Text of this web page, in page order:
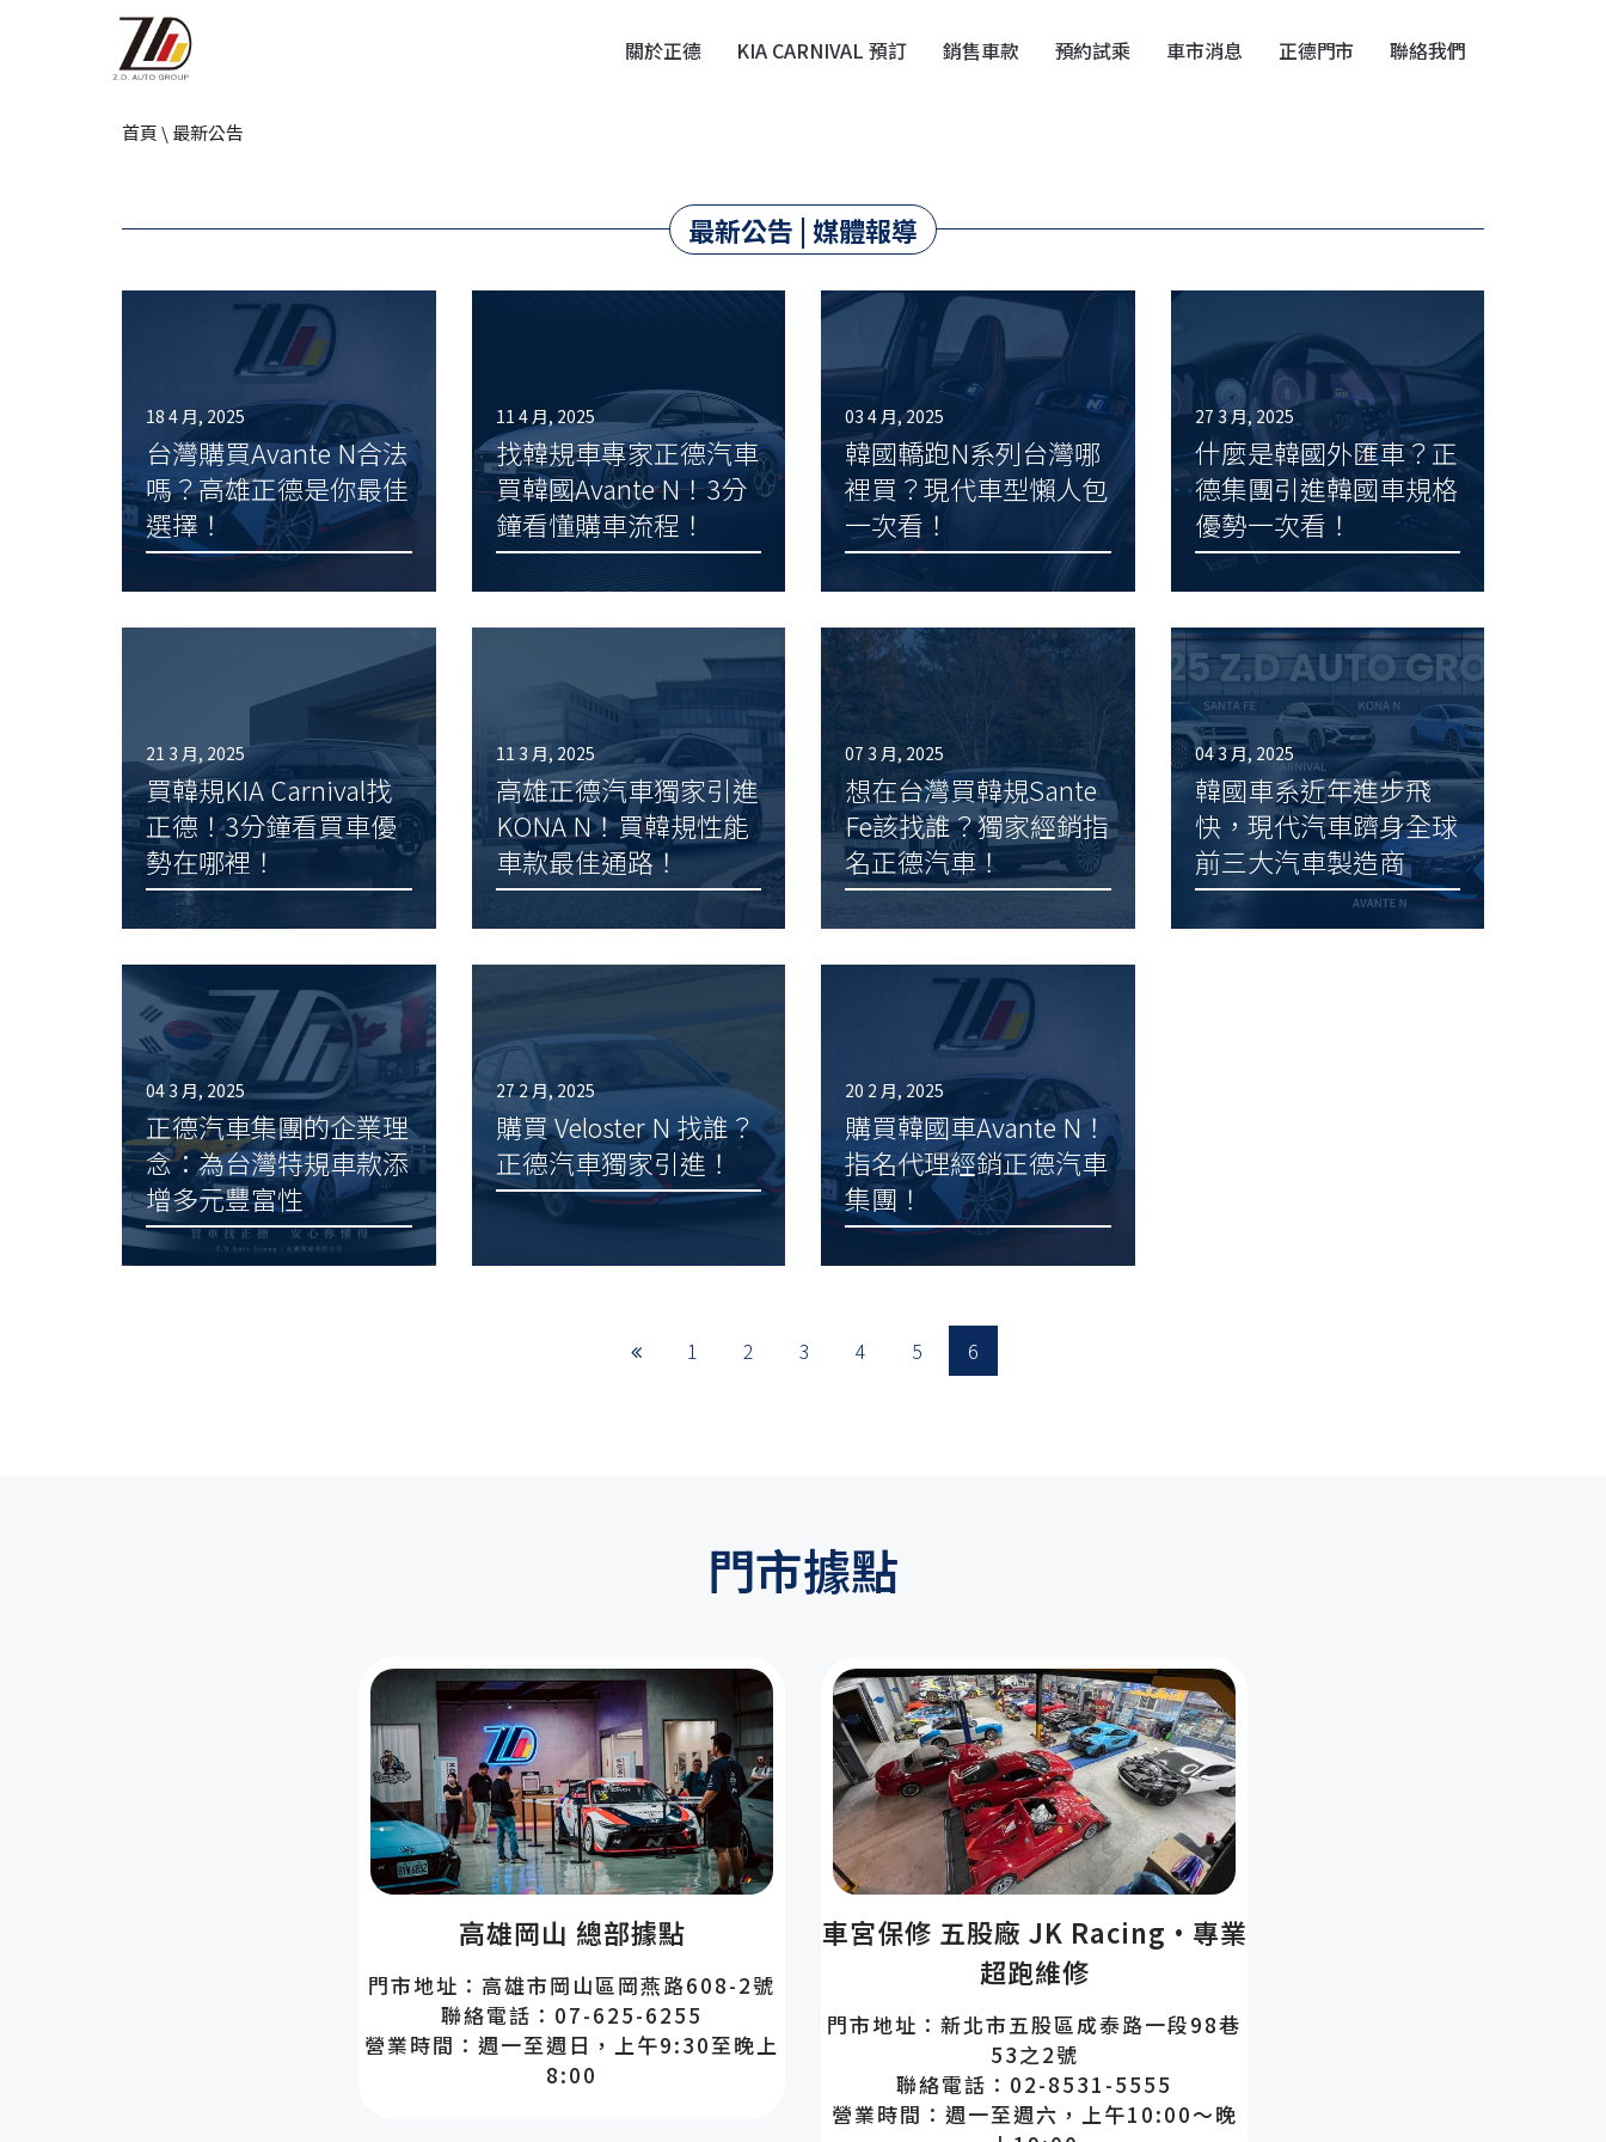
關於正德 KIA CARNIVAL 預訂 銷售車款 預約試乘 車市消息 正德門市 聯絡我們
首頁\ 最新公告
最新公告 | 媒體報導
18 4 月, 2025
台灣購買Avante N合法
嗎？高雄正德是你最佳
選擇！
11 4 月, 2025
找韓規車專家正德汽車
買韓國Avante N！3分
鐘看懂購車流程！
03 4 月, 2025
韓國轎跑N系列台灣哪
裡買？現代車型懶人包
一次看！
27 3 月, 2025
什麼是韓國外匯車？正
德集團引進韓國車規格
優勢一次看！
21 3 月, 2025
買韓規KIA Carnival找
正德！3分鐘看買車優
勢在哪裡！
11 3 月, 2025
高雄正德汽車獨家引進
KONA N！買韓規性能
車款最佳通路！
07 3 月, 2025
想在台灣買韓規Sante
Fe該找誰？獨家經銷指
名正德汽車！
04 3 月, 2025
韓國車系近年進步飛
快，現代汽車躋身全球
前三大汽車製造商
04 3 月, 2025
正德汽車集團的企業理
念：為台灣特規車款添
增多元豐富性
27 2 月, 2025
購買 Veloster N 找誰？
正德汽車獨家引進！
20 2 月, 2025
購買韓國車Avante N！
指名代理經銷正德汽車
集團！
1 2 3 4 5 6
門市據點
高雄岡山 總部據點
門市地址：高雄市岡山區岡燕路608-2號
聯絡電話：07-625-6255
營業時間：週一至週日，上午9:30至晚上
8:00
車宮保修 五股廠 JK Racing·專業
超跑維修
門市地址：新北市五股區成泰路一段98巷
53之2號
聯絡電話：02-8531-5555
營業時間：週一至週六，上午10:00～晚